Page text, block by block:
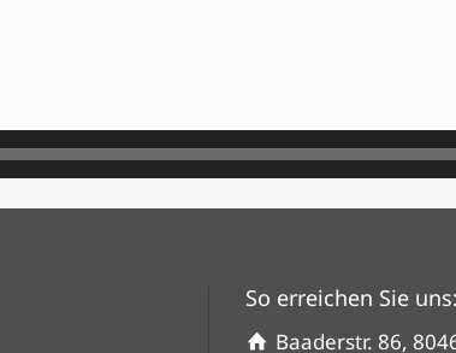
So erreichen Sie uns:
Baaderstr. 86,